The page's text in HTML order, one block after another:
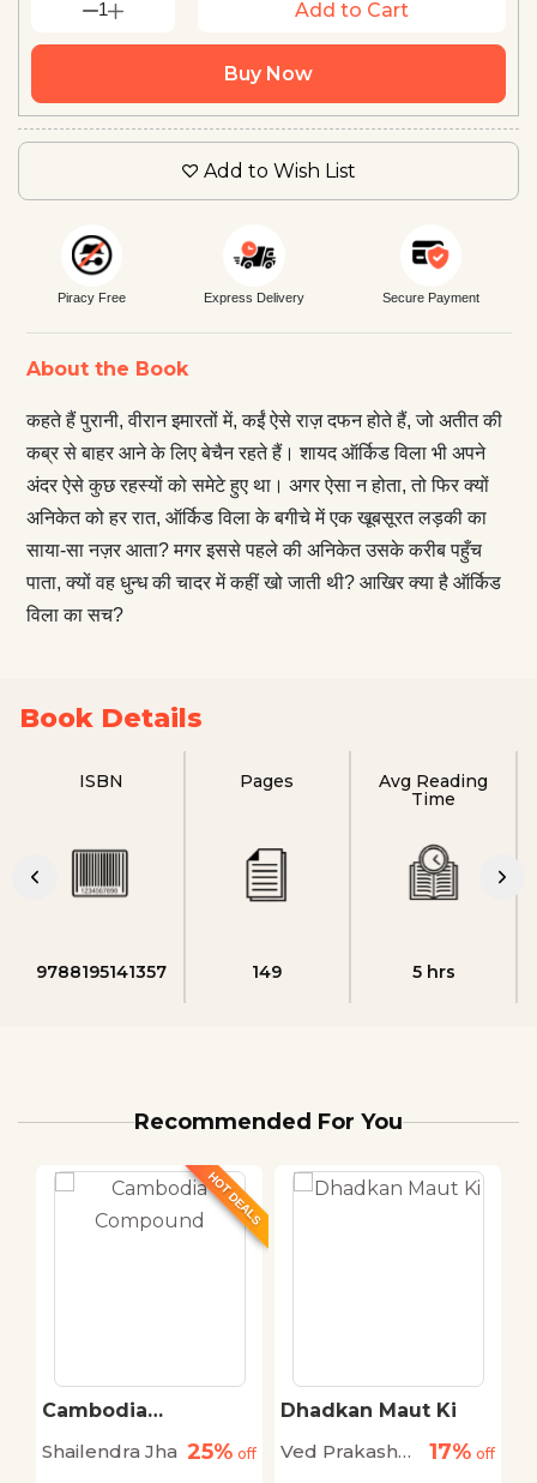
1 Add to Cart
Buy Now
Add to Wish List
Piracy Free Express Delivery Secure Payment
About the Book
कहते हैं पुरानी, वीरान इमारतों में, कईं ऐसे राज़ दफन होते हैं, जो अतीत की
कब्र से बाहर आने के लिए बेचैन रहते हैं। शायद ऑर्किड विला भी अपने
अंदर ऐसे कुछ रहस्यों को समेटे हुए था। अगर ऐसा न होता, तो फिर क्यों
अनिकेत को हर रात, ऑर्किड विला के बगीचे में एक खूबसूरत लड़की का
साया-सा नज़र आता? मगर इससे पहले की अनिकेत उसके करीब पहुँच
पाता, क्यों वह धुन्ध की चादर में कहीं खो जाती थी? आखिर क्या है ऑर्किड
विला का सच?
Book Details
ISBN
9788195141357
Pages
149
Avg Reading
Time
5 hrs
Recommended For You
HOT DEALS
Cambodia
Shailendra Jha 25% off
Dhadkan Maut Ki
Ved Prakash
17% off